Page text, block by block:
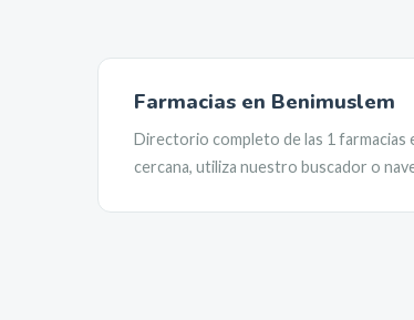
Farmacias en Benimuslem
Directorio completo de las 1 farmacias
cercana, utiliza nuestro buscador o